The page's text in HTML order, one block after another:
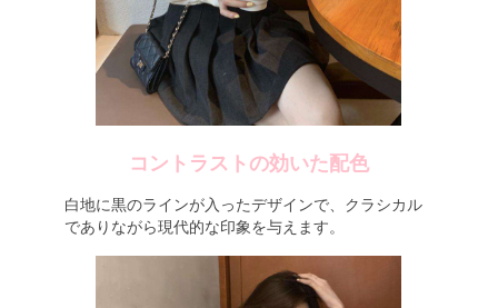
コントラストの効いた配色
白地に黒のラインが入ったデザインで、クラシカル
でありながら現代的な印象を与えます。